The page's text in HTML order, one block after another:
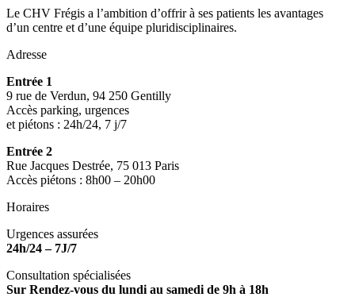
Le CHV Frégis a l’ambition d’offrir à ses patients les avantages
d’un centre et d’une équipe pluridisciplinaires.
Adresse
Entrée 1
9 rue de Verdun, 94 250 Gentilly
Accès parking, urgences
et piétons : 24h/24, 7 j/7
Entrée 2
Rue Jacques Destrée, 75 013 Paris
Accès piétons : 8h00 – 20h00
Horaires
Urgences assurées
24h/24 – 7J/7
Consultation spécialisées
Sur Rendez-vous du lundi au samedi de 9h à 18h